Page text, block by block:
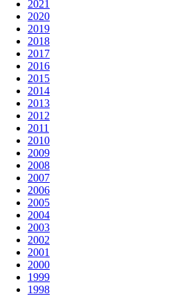
2021
2020
2019
2018
2017
2016
2015
2014
2013
2012
2011
2010
2009
2008
2007
2006
2005
2004
2003
2002
2001
2000
1999
1998